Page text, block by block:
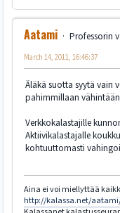
Aatami Professorin
March 14, 2011, 16:46:37
Äläkä suotta syytä vain
pahimmillaan
Verkkokalastajille
Aktiivikalastajalle
kohtuuttomasti
Aina ei voi miellyttää
http://kalassa.net/